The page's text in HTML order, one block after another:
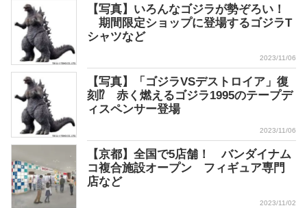
【写真】いろんなゴジラが勢ぞろい！
期間限定ショップに登場するゴジラT
シャツなど
2023/11/06
【写真】「ゴジラVSデストロイア」復
刻⁉ 赤く燃えるゴジラ1995のテープデ
ィスペンサー登場
2023/11/06
【京都】全国で5店舗！ バンダイナム
コ複合施設オープン フィギュア専門
店など
2023/11/02